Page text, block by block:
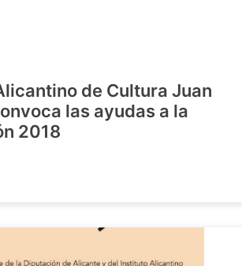
de Cultura Juan
las ayudas a la
2018